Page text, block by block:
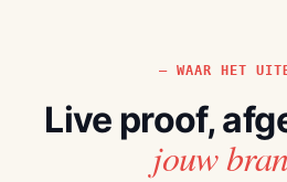
WAAR HET
Live proof,
jouw